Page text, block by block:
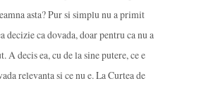
asta? Pur si simplu nu a primit
decizie ca dovada, doar pentru ca nu a
A decis ea, cu de la sine putere, ce e
relevanta si ce nu e. La Curtea de